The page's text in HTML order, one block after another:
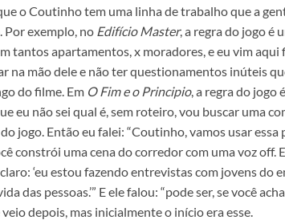
o Coutinho tem uma linha de trabalho que a
Por exemplo, no Edifício Master, a regra do jogo é
tantos apartamentos, x moradores, e eu vim
na mão dele e não ter questionamentos inúteis
do filme. Em O Fim e o Principio, a regra do jogo
eu não sei qual é, sem roteiro, vou buscar uma
jogo. Então eu falei: “Coutinho, vamos usar
constrói uma cena do corredor com uma voz off.
‘eu estou fazendo entrevistas com jovens
das pessoas.’” E ele falou: “pode ser, se você
depois, mas inicialmente o início era esse.